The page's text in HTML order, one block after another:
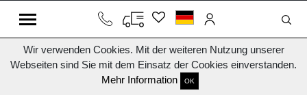
Wir verwenden Cookies. Mit der weiteren Nutzung unserer
Webseiten sind Sie mit dem Einsatz der Cookies einverstanden.
Mehr Information
OK